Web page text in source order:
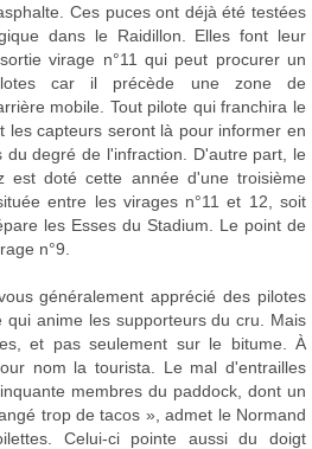
Ces puces ont déjà été testées
dans le Raidillon. Elles font leur
virage n°11 qui peut procurer un
car il précède une zone de
mobile. Tout pilote qui franchira le
les capteurs seront là pour informer en
du degré de l'infraction. D'autre part, le
est doté cette année d'une troisième
entre les virages n°11 et 12, soit
les Esses du Stadium. Le point de
n°9.
généralement apprécié des pilotes
qui anime les supporteurs du cru. Mais
et pas seulement sur le bitume. À
nom la tourista. Le mal d'entrailles
membres du paddock, dont un
trop de tacos », admet le Normand
Celui-ci pointe aussi du doigt